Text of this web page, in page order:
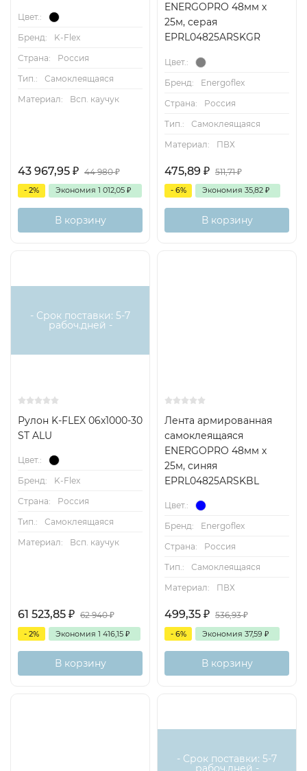
Цвет.:
Бренд:
K-Flex
Страна:
Россия
Тип.:
Самоклеящаяся
Материал:
Всп. каучук
43 967,95 ₽ 44 980₽
- 2% Экономия 1 012,05 ₽
В корзину
ENERGOPRO 48мм х
25м, серая
EPRL04825ARSKGR
Цвет.:
Бренд:
Energoflex
Страна:
Россия
Тип.:
Самоклеящаяся
Материал:
ПВХ
475,89 ₽ 511,71₽
- 6% Экономия 35,82 ₽
В корзину
- Срок поставки: 5-7
рабоч.дней -
Рулон K-FLEX 06x1000-30
ST ALU
Цвет.:
Бренд:
K-Flex
Страна:
Россия
Тип.:
Самоклеящаяся
Материал:
Всп. каучук
61 523,85 ₽ 62 940₽
- 2% Экономия 1 416,15 ₽
В корзину
Лента армированная
самоклеящаяся
ENERGOPRO 48мм х
25м, синяя
EPRL04825ARSKBL
Цвет.:
Бренд:
Energoflex
Страна:
Россия
Тип.:
Самоклеящаяся
Материал:
ПВХ
499,35 ₽ 536,93₽
- 6% Экономия 37,59 ₽
В корзину
- Срок поставки: 5-7
рабоч.дней -